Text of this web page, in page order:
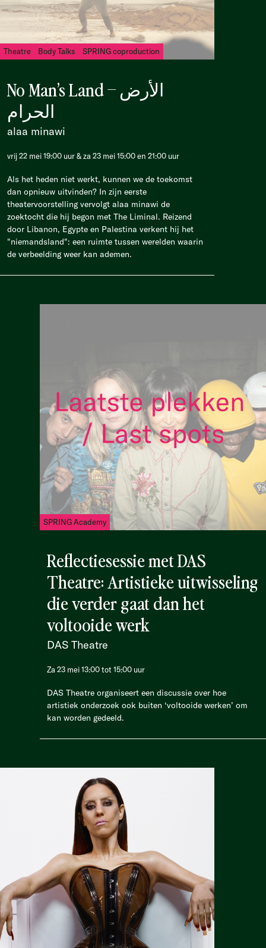
Theatre Body Talks SPRING coproduction
No Man’s Land – الأرض
الحرام
alaa minawi
vrij 22 mei 19:00 uur & za 23 mei 15:00 en 21:00 uur
Als het heden niet werkt, kunnen we de toekomst
dan opnieuw uitvinden? In zijn eerste
theatervoorstelling vervolgt alaa minawi de
zoektocht die hij begon met The Liminal. Reizend
door Libanon, Egypte en Palestina verkent hij het
"niemandsland": een ruimte tussen werelden waarin
de verbeelding weer kan ademen.
SPRING Academy
Reflectiesessie met DAS
Theatre: Artistieke uitwisseling
die verder gaat dan het
voltooide werk
DAS Theatre
Za 23 mei 13:00 tot 15:00 uur
DAS Theatre organiseert een discussie over hoe
artistiek onderzoek ook buiten ‘voltooide werken’ om
kan worden gedeeld.